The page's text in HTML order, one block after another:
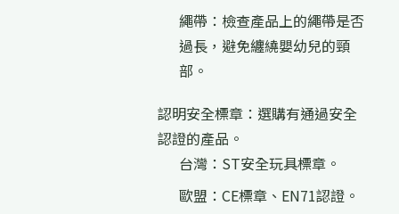
繩帶：檢查產品上的繩帶是否
過長，避免纏繞嬰幼兒的頸
部。
認明安全標章：選購有通過安全
認證的產品。
台灣：ST安全玩具標章。
歐盟：CE標章、EN71認證。